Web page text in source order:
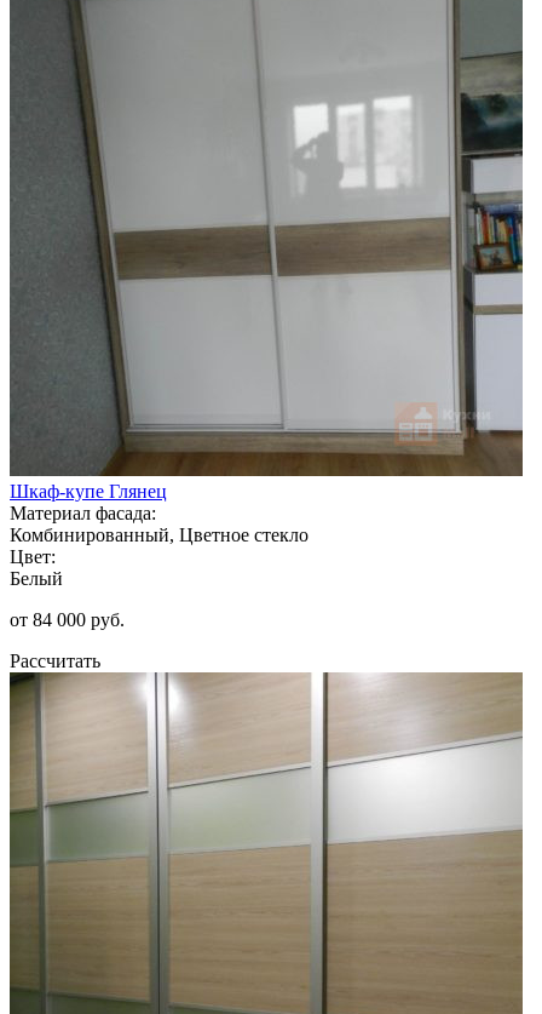
Шкаф-купе Глянец
Материал фасада:
Комбинированный, Цветное стекло
Цвет:
Белый
от 84 000 руб.
Рассчитать